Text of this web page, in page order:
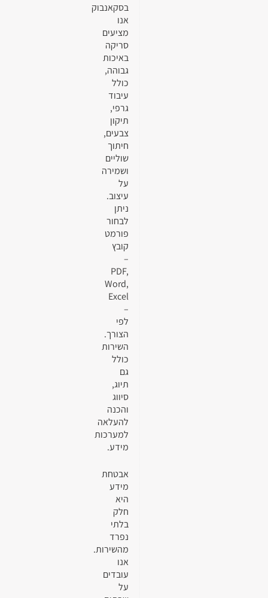
בסקאנבוק
אנו
מציעים
סריקה
באיכות
גבוהה,
כולל
עיבוד
גרפי,
תיקון
צבעים,
חיתוך
שוליים
ושמירה
על
עיצוב.
ניתן
לבחור
פורמט
קובץ
–
PDF,
Word,
Excel
–
לפי
הצורך.
השירות
כולל
גם
תיוג,
סיווג
והכנה
להעלאה
למערכות
מידע.
אבטחת
מידע
היא
חלק
בלתי
נפרד
מהשירות.
אנו
עובדים
על